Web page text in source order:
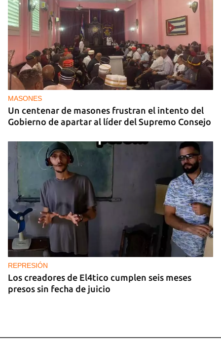
MASONES
Un centenar de masones frustran el intento del
Gobierno de apartar al líder del Supremo Consejo
REPRESIÓN
Los creadores de El4tico cumplen seis meses
presos sin fecha de juicio